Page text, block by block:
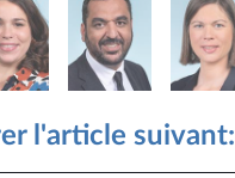
l'article suivant: